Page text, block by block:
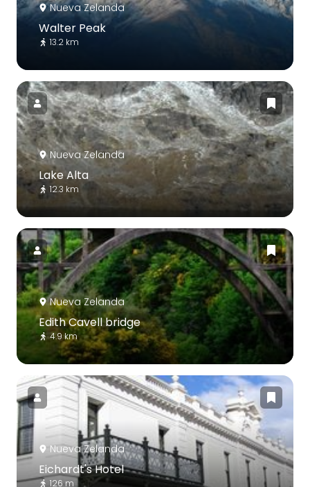
Nueva Zelanda
Walter Peak
13.2 km
Nueva Zelanda
Lake Alta
12.3 km
Nueva Zelanda
Edith Cavell bridge
4.9 km
Nueva Zelanda
Eichardt's Hotel
126 m